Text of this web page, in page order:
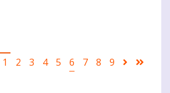
Ankstesnis
Puslapis
1 Puslapis
2 Puslapis
3 Puslapis
4 Puslapis
5
Current
6 Puslapis
7 Puslapis
8 Puslapis
9
Sekantis